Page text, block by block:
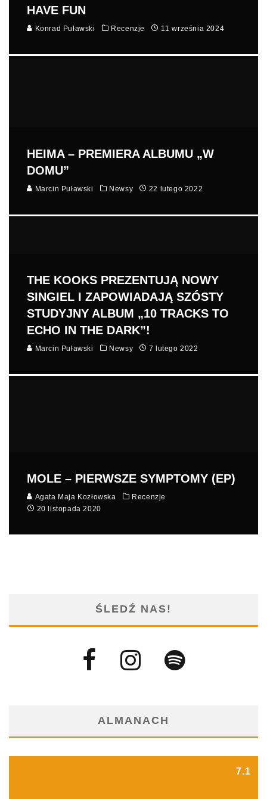
HAVE FUN
Konrad Puławski Recenzje 11 września 2024
HEIMA – PREMIERA ALBUMU „W
DOMU”
Marcin Puławski Newsy 22 lutego 2022
THE KOOKS PREZENTUJĄ NOWY
SINGIEL I ZAPOWIADAJĄ SZÓSTY
STUDYJNY ALBUM „10 TRACKS TO
ECHO IN THE DARK”!
Marcin Puławski Newsy 7 lutego 2022
MOLE – PIERWSZE SYMPTOMY (EP)
Agata Maja Kozłowska
Recenzje
20 listopada 2020
ŚLEDŹ NAS!
ALMANACH
7.1